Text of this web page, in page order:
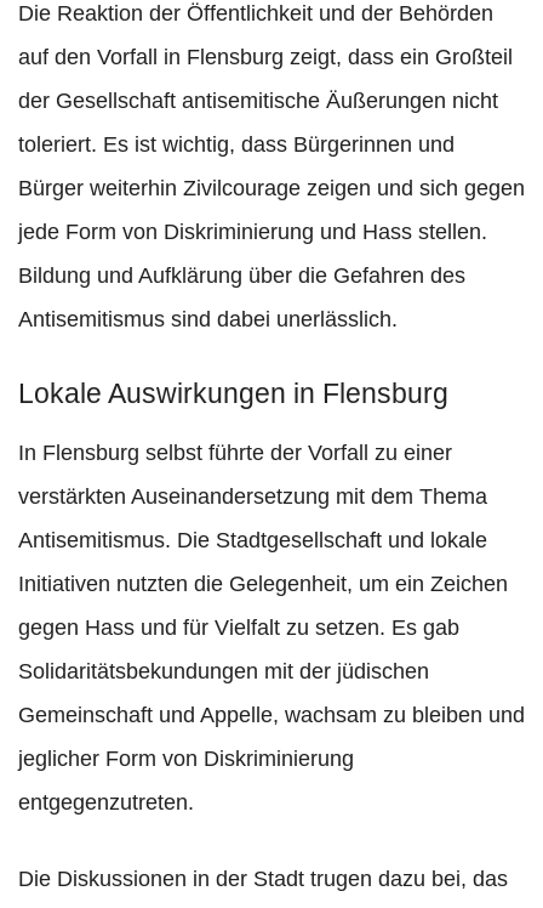
Die Reaktion der Öffentlichkeit und der Behörden
auf den Vorfall in Flensburg zeigt, dass ein Großteil
der Gesellschaft antisemitische Äußerungen nicht
toleriert. Es ist wichtig, dass Bürgerinnen und
Bürger weiterhin Zivilcourage zeigen und sich gegen
jede Form von Diskriminierung und Hass stellen.
Bildung und Aufklärung über die Gefahren des
Antisemitismus sind dabei unerlässlich.
Lokale Auswirkungen in Flensburg
In Flensburg selbst führte der Vorfall zu einer
verstärkten Auseinandersetzung mit dem Thema
Antisemitismus. Die Stadtgesellschaft und lokale
Initiativen nutzten die Gelegenheit, um ein Zeichen
gegen Hass und für Vielfalt zu setzen. Es gab
Solidaritätsbekundungen mit der jüdischen
Gemeinschaft und Appelle, wachsam zu bleiben und
jeglicher Form von Diskriminierung
entgegenzutreten.
Die Diskussionen in der Stadt trugen dazu bei, das